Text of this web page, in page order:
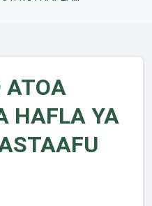
ATOA
HAFLA YA